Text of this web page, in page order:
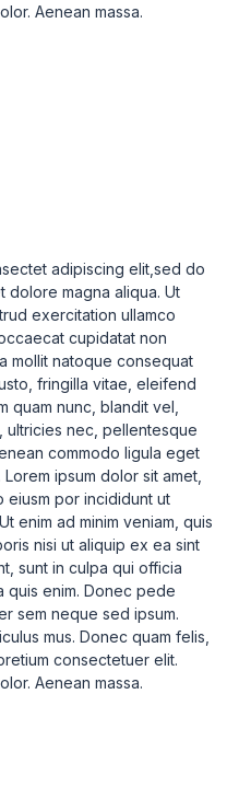
Aenean massa.
adipiscing elit,sed do
dolore magna aliqua. Ut
exercitation ullamco
cupidatat non
mollit natoque consequat
fringilla vitae, eleifend
quam nunc, blandit vel,
ultricies nec, pellentesque
commodo ligula eget
ipsum dolor sit amet,
por incididunt ut
enim ad minim veniam, quis
nisi ut aliquip ex ea sint
sunt in culpa qui officia
quis enim. Donec pede
sem neque sed ipsum.
mus. Donec quam felis,
consectetuer elit.
Aenean massa.